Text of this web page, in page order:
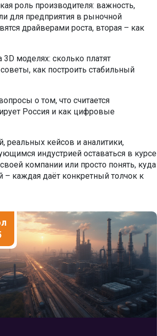
роль производителя: важность,
для предприятия в рыночной
драйверами роста, вторая – как
моделях: сколько платят
как построить стабильный
о том, что считается
Россия и как цифровые
реальных кейсов и аналитики,
индустрией оставаться в курсе
компании или просто понять, куда
– каждая даёт конкретный толчок к